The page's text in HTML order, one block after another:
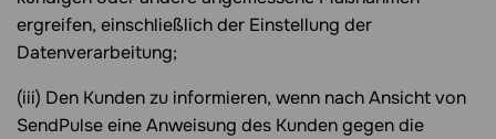
ergreifen, einschließlich der Einstellung der
Datenverarbeitung;
(iii) Den Kunden zu informieren, wenn nach Ansicht von
SendPulse eine Anweisung des Kunden gegen die